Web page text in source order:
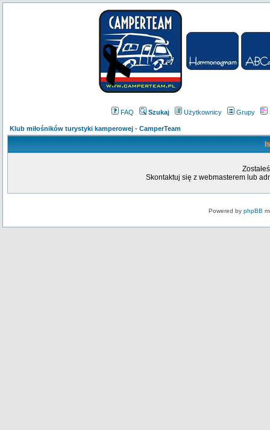
FAQ Szukaj Użytkownicy Grupy
Klub miłośników turystyki kamperowej - CamperTeam
Skontaktuj się z webmasterem lub
Powered by phpBB